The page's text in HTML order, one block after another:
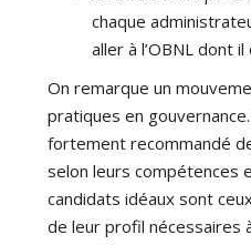
chaque
aller à l’OBNL dont
On remarque un
pratiques en
fortement recommandé
selon leurs compétences
candidats idéaux sont
de leur profil nécessaires